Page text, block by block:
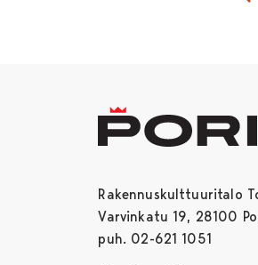
Rakennuskulttuuritalo
Varvinkatu 19, 28100
puh. 02-621 1051